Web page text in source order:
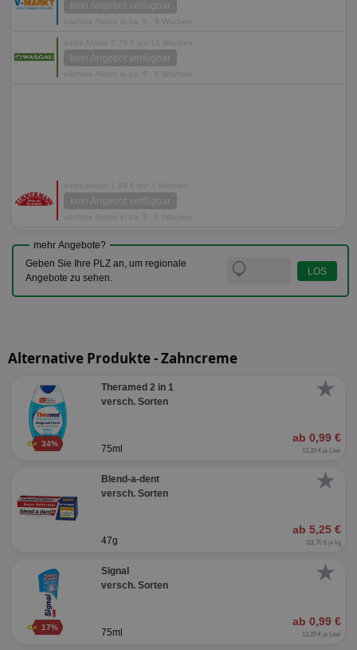
kein Angebot verfügbar
nächste Aktion in ca. 8 - 9 Wochen
letzte Aktion 2,79 € vor 12 Wochen
kein Angebot verfügbar
nächste Aktion in ca. 5 - 6 Wochen
letzte Aktion 1,99 € vor 3 Wochen
kein Angebot verfügbar
nächste Aktion in ca. 5 - 6 Wochen
mehr Angebote?
Geben Sie Ihre PLZ an, um regionale
Angebote zu sehen.
Alternative Produkte - Zahncreme
★
34%
Theramed 2 in 1
versch. Sorten
ab 0,99 €
75ml 13,20 € je Liter
★
Blend-a-dent
versch. Sorten
ab 5,25 €
47g 111,70 € je kg
★
17%
Signal
versch. Sorten
ab 0,99 €
75ml 13,20 € je Liter